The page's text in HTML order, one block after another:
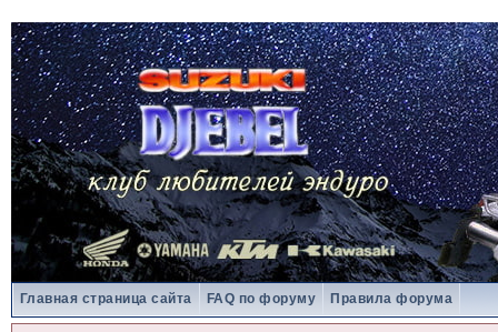
Главная страница сайта FAQ по форуму Правила форума